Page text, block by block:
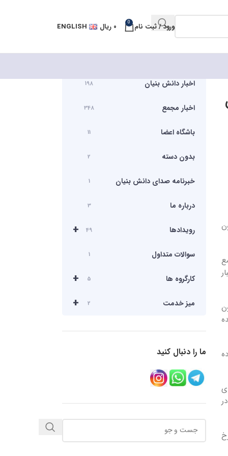
ورود / ثبت نام 0 ۰ ریال ENGLISH
در نظر گرفته شده در ماده 11 قانون
اخبار دانش بنیان 198
اخبار مجمع 348
باشگاه اعضا 11
بدون دسته 2
خبرنامه صدای دانش بنیان 1
درباره ما 3
+ رویدادها 49
سوالات متداول 1
+ کارگروه ها 5
+ میز خدمت 2
ما را دنبال کنید